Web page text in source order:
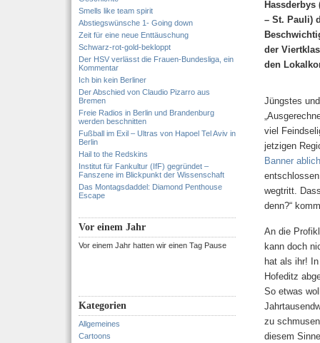
Smells like team spirit
Abstiegswünsche 1- Going down
Zeit für eine neue Enttäuschung
Schwarz-rot-gold-bekloppt
Der HSV verlässt die Frauen-Bundesliga, ein
Kommentar
Ich bin kein Berliner
Der Abschied von Claudio Pizarro aus
Bremen
Freie Radios in Berlin und Brandenburg
werden beschnitten
Fußball im Exil – Ultras von Hapoel Tel Aviv in
Berlin
Hail to the Redskins
Institut für Fankultur (IfF) gegründet –
Fanszene im Blickpunkt der Wissenschaft
Das Montagsdaddel: Diamond Penthouse
Escape
Vor einem Jahr
Vor einem Jahr hatten wir einen Tag Pause
Kategorien
Allgemeines
Cartoons
Hassderbys
– St. Pauli)
der
den
Jüngstes
viel
jetzigen
Banner
wegtritt.
denn?“
An die
kann doch
hat als ihr!
Hofeditz
So etwas
zu
diesem